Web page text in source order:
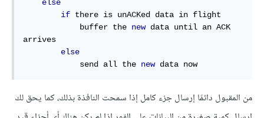
else
if there is unACKed data in flight
            buffer the
new data until an ACK
arrives
else
            send all the
new data now
من المقبول دائمًا إرسال جزء كامل إذا سمحت النافذة بذلك، كما يحق لك